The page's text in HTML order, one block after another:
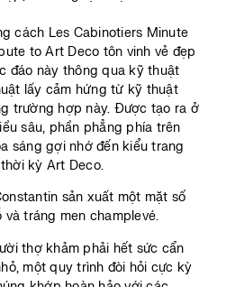
cách Les Cabinotiers Minute
to Art Deco tôn vinh vẻ đẹp
đáo này thông qua kỹ thuật
lấy cảm hứng từ kỹ thuật
trường hợp này. Được tạo ra ở
sâu, phần phẳng phía trên
sáng gợi nhớ đến kiểu trang
kỳ Art Deco.
sản xuất một mặt số
tráng men champlevé.
thợ khảm phải hết sức cẩn
một quy trình đòi hỏi cực kỳ